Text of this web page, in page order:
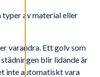
typer av material eller
varandra. Ett golv som
blir lidande är
inte automatiskt vara